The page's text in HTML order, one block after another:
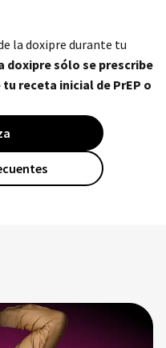
la doxipre durante tu
doxipre sólo se prescribe
receta inicial de PrEP o